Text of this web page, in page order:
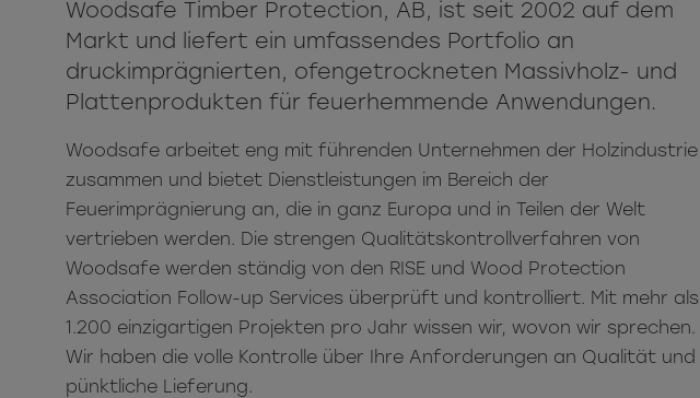
Woodsafe Timber Protection, AB, ist seit 2002 auf dem
Markt und liefert ein umfassendes Portfolio an
druckimprägnierten, ofengetrockneten Massivholz- und
Plattenprodukten für feuerhemmende Anwendungen.
Woodsafe arbeitet eng mit führenden Unternehmen der Holzindustrie
zusammen und bietet Dienstleistungen im Bereich der
Feuerimprägnierung an, die in ganz Europa und in Teilen der Welt
vertrieben werden. Die strengen Qualitätskontrollverfahren von
Woodsafe werden ständig von den RISE und Wood Protection
Association Follow-up Services überprüft und kontrolliert. Mit mehr als
1.200 einzigartigen Projekten pro Jahr wissen wir, wovon wir sprechen.
Wir haben die volle Kontrolle über Ihre Anforderungen an Qualität und
pünktliche Lieferung.